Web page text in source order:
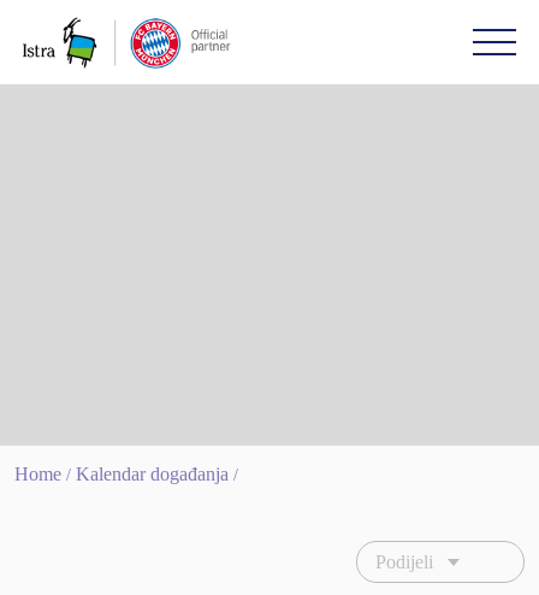
note:
Home / Kalendar događanja /
Podijeli